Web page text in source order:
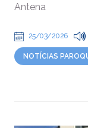
Antena
25/03/2026
NOTÍCIAS